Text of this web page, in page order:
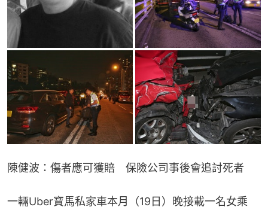
陳健波：傷者應可獲賠　保險公司事後會追討死者
一輛Uber寶馬私家車本月（19日）晚接載一名女乘